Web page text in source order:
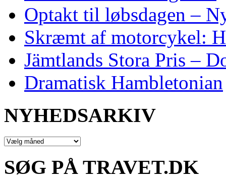
Optakt til løbsdagen –
Skræmt af motorcykel:
Jämtlands Stora Pris –
Dramatisk Hambletonian
NYHEDSARKIV
NYHEDSARKIV
SØG PÅ TRAVET.DK